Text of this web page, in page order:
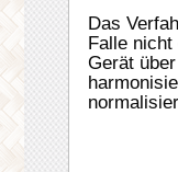
Das
Falle
Gerät